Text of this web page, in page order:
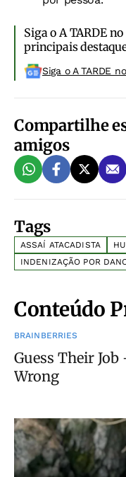
Siga o A TARDE no
principais
Siga o A TARDE
Compartilhe
amigos
Tags
ASSAÍ ATACADISTA
INDENIZAÇÃO POR